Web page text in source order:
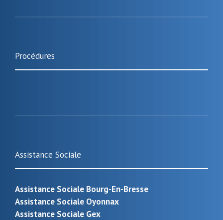
Procédures
Assistance Sociale
Assistance Sociale Bourg-En-Bresse
Assistance Sociale Oyonnax
Assistance Sociale Gex